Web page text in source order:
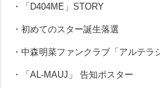
・「D404ME」STORY
・初めてのスター誕生落選
・中森明菜ファンクラブ「アルテラ
・「AL-MAUJ」 告知ポスター